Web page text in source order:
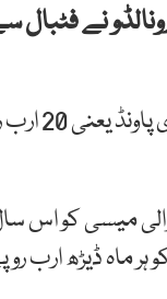
رونالڈو نے
ماہ ڈیڑھ ارب